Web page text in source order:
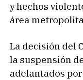
y hechos
área
La decisión del
la suspensión
adelantados